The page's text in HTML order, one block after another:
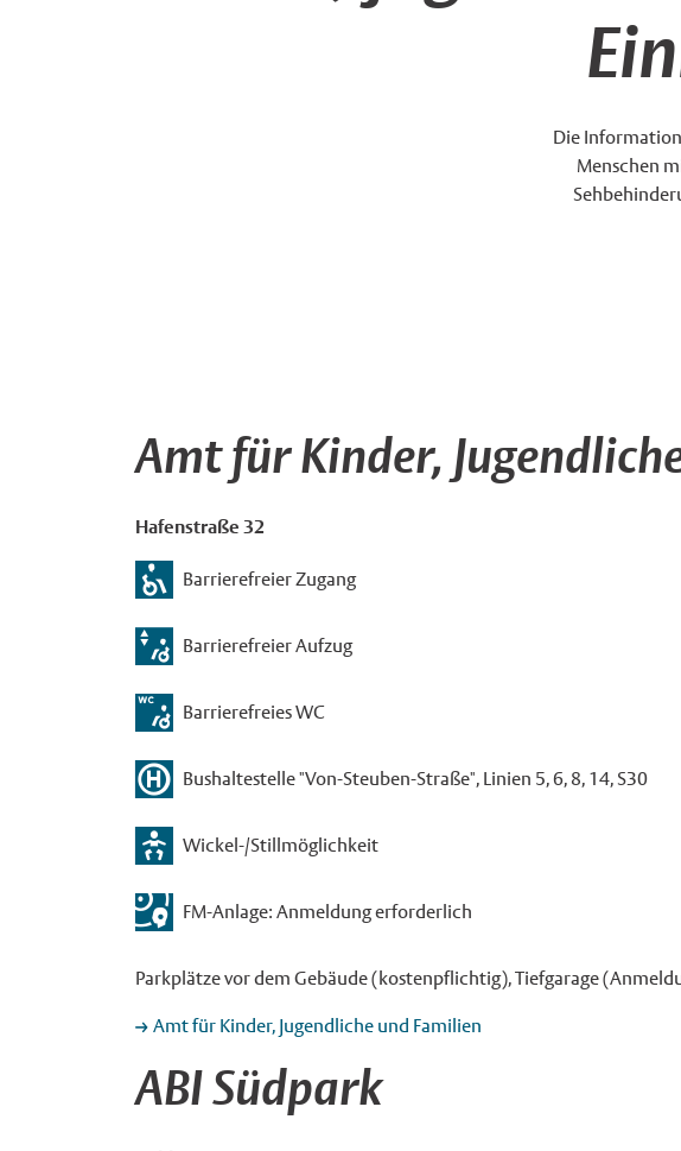
Die
Menschen
Amt für Kinder,
Hafenstraße 32
Barrierefreier Zugang
Barrierefreier Aufzug
Barrierefreies WC
Bushaltestelle "Von-Steuben-Straße", Linien 5, 6, 8, 14, S30
Wickel-/Stillmöglichkeit
FM-Anlage: Anmeldung erforderlich
Parkplätze vor dem Gebäude (kostenpflichtig), Tiefgarage
Amt für Kinder, Jugendliche und Familien
ABI Südpark